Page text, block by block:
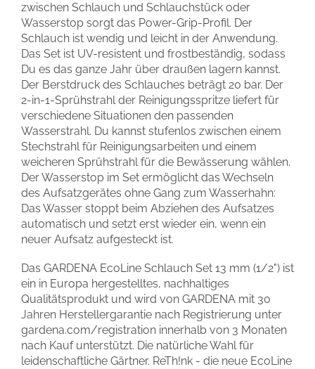
zwischen Schlauch und Schlauchstück oder
Wasserstop sorgt das Power-Grip-Profil. Der
Schlauch ist wendig und leicht in der Anwendung.
Das Set ist UV-resistent und frostbeständig, sodass
Du es das ganze Jahr über draußen lagern kannst.
Der Berstdruck des Schlauches beträgt 20 bar. Der
2-in-1-Sprühstrahl der Reinigungsspritze liefert für
verschiedene Situationen den passenden
Wasserstrahl. Du kannst stufenlos zwischen einem
Stechstrahl für Reinigungsarbeiten und einem
weicheren Sprühstrahl für die Bewässerung wählen.
Der Wasserstop im Set ermöglicht das Wechseln
des Aufsatzgerätes ohne Gang zum Wasserhahn:
Das Wasser stoppt beim Abziehen des Aufsatzes
automatisch und setzt erst wieder ein, wenn ein
neuer Aufsatz aufgesteckt ist.
Das GARDENA EcoLine Schlauch Set 13 mm (1/2") ist
ein in Europa hergestelltes, nachhaltiges
Qualitätsprodukt und wird von GARDENA mit 30
Jahren Herstellergarantie nach Registrierung unter
gardena.com/registration innerhalb von 3 Monaten
nach Kauf unterstützt. Die natürliche Wahl für
leidenschaftliche Gärtner. ReTh!nk - die neue EcoLine